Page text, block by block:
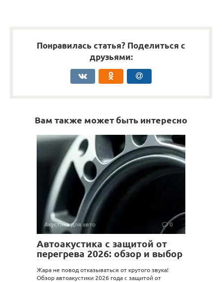
Понравилась статья? Поделиться с
друзьями:
Вам также может быть интересно
Акустика для авто 0
Автоакустика с защитой от
перегрева 2026: обзор и выбор
Жара не повод отказываться от крутого звука!
Обзор автоакустики 2026 года с защитой от